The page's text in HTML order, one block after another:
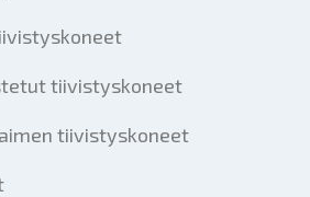
tiivistyskoneet
tiivistyskoneet